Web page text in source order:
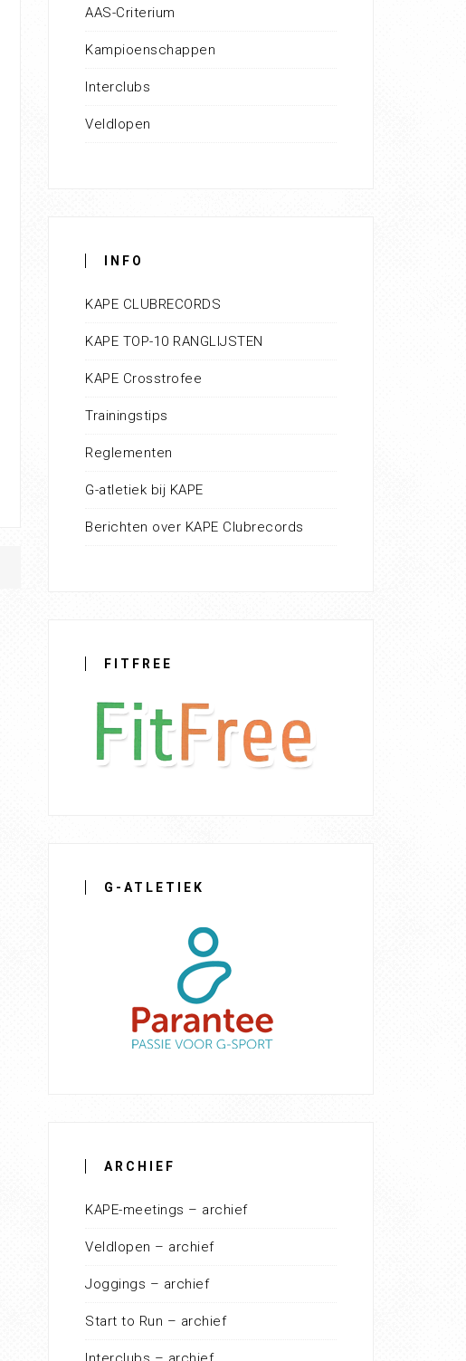
AAS-Criterium
Kampioenschappen
Interclubs
Veldlopen
INFO
KAPE CLUBRECORDS
KAPE TOP-10 RANGLIJSTEN
KAPE Crosstrofee
Trainingstips
Reglementen
G-atletiek bij KAPE
Berichten over KAPE Clubrecords
FITFREE
G-ATLETIEK
ARCHIEF
KAPE-meetings – archief
Veldlopen – archief
Joggings – archief
Start to Run – archief